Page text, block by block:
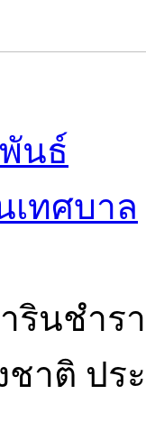
นธ์
เทศบาล
ารินชำ
าติ ปร